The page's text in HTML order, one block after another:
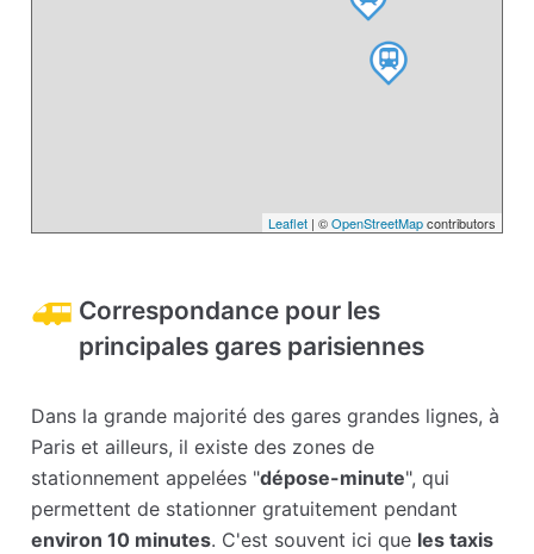
Leaflet| ©OpenStreetMapcontributors
Correspondance pour les
principales gares parisiennes
Dans la grande majorité des gares grandes lignes, à
Paris et ailleurs, il existe des zones de
stationnement appelées "dépose-minute", qui
permettent de stationner gratuitement pendant
environ 10 minutes. C'est souvent ici que les taxis